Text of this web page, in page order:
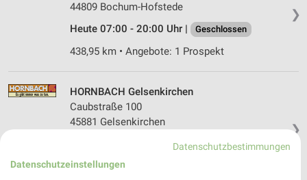
❯
44809 Bochum-Hofstede
Heute 07:00 - 20:00 Uhr |
Geschlossen
438,95 km • Angebote: 1 Prospekt
❯
HORNBACH Gelsenkirchen
Caubstraße 100
45881 Gelsenkirchen
Heute 07:00 - 20:00 Uhr | Geschlossen
446,79 km
Datenschutzbestimmungen
Datenschutzeinstellungen